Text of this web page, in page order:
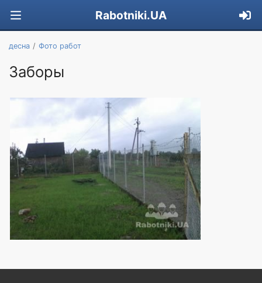
Rabotniki.UA
десна Фото работ
Заборы